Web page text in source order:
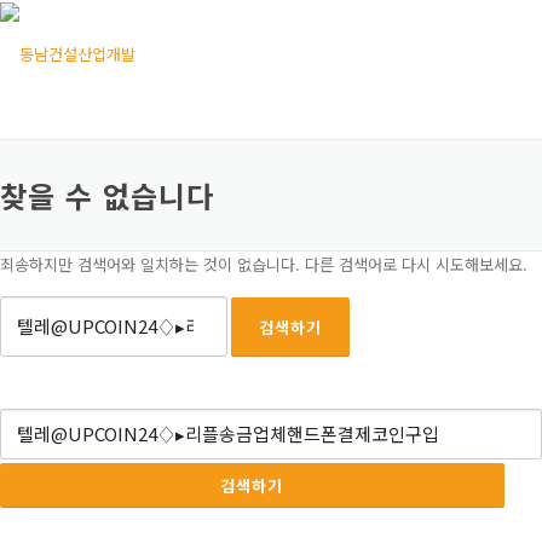
콘텐츠로 바로가기
찾을 수 없습니다
죄송하지만 검색어와 일치하는 것이 없습니다. 다른 검색어로 다시 시도해보세요.
검색어: